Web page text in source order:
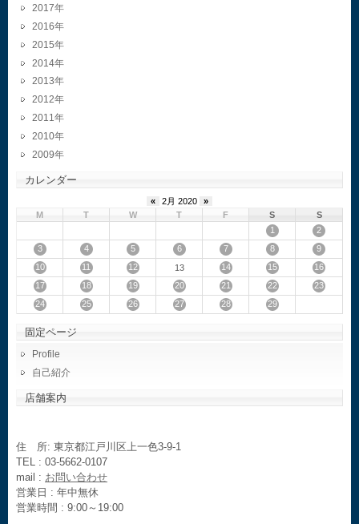
2017
2016
2015
2014
2013
2012
2011
2010
2009
カレンダー
« 2月 2020
»
M
T W T F S
S
1
2
3
4 5 6 7 8
9
10
11 12 13 14 15
16
17
18 19 20 21 22
23
24
25 26 27 28 29
固定ページ
Profile
自己紹介
店舗案内
住 所: 東京都江戸川区上一色3-9-1
TEL : 03-5662-0107
mail : お問い合わせ
営業日 : 年中無休
営業時間 : 9:00～19:00